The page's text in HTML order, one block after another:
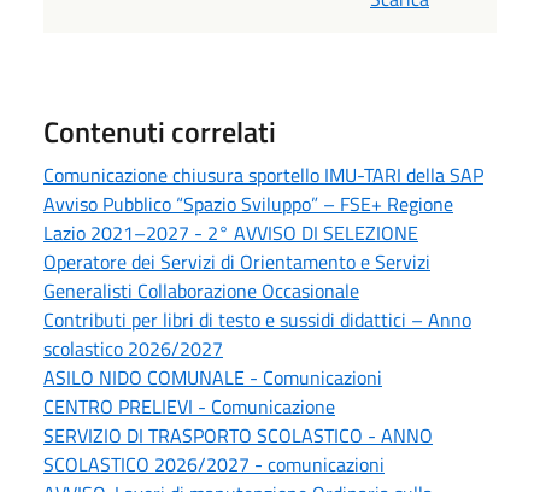
Contenuti correlati
Comunicazione chiusura sportello IMU-TARI della SAP
Avviso Pubblico “Spazio Sviluppo” – FSE+ Regione
Lazio 2021–2027 - 2° AVVISO DI SELEZIONE
Operatore dei Servizi di Orientamento e Servizi
Generalisti Collaborazione Occasionale
Contributi per libri di testo e sussidi didattici – Anno
scolastico 2026/2027
ASILO NIDO COMUNALE - Comunicazioni
CENTRO PRELIEVI - Comunicazione
SERVIZIO DI TRASPORTO SCOLASTICO - ANNO
SCOLASTICO 2026/2027 - comunicazioni